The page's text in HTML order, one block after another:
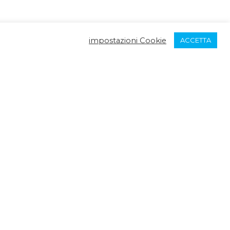
impostazioni Cookie ACCETTA